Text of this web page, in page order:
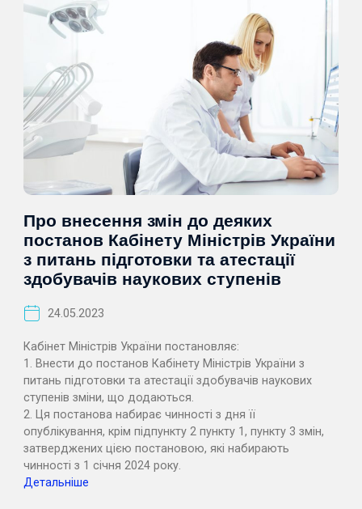
Про внесення змін до деяких
постанов Кабінету Міністрів України
з питань підготовки та атестації
здобувачів наукових ступенів
24.05.2023
Кабінет Міністрів України постановляє:
1. Внести до постанов Кабінету Міністрів України з
питань підготовки та атестації здобувачів наукових
ступенів зміни, що додаються.
2. Ця постанова набирає чинності з дня її
опублікування, крім підпункту 2 пункту 1, пункту 3 змін,
затверджених цією постановою, які набирають
чинності з 1 січня 2024 року.
Детальніше